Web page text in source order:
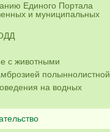
Единого Портала
и муниципальных
с животными
полыннолистной
на водных